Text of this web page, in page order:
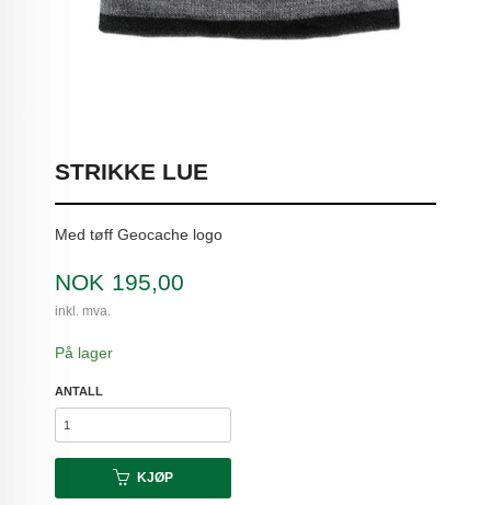
STRIKKE LUE
Med tøff Geocache logo
Pris
NOK 195,00
inkl. mva.
På lager
ANTALL
KJØP